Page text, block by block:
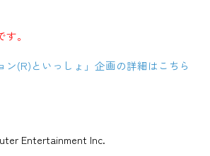
。
ン(R)といっしょ」企画の詳細はこちら
Entertainment Inc.